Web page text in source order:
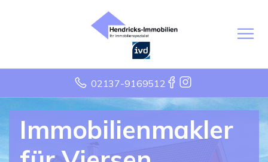
02137-9169512
Immobilienmakler